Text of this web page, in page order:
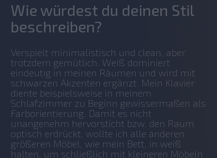
Wie würdest du deinen Stil
beschreiben?
Verspielt minimalistisch und clean, aber
trotzdem gemütlich. Weiß dominiert
eindeutig in meinen Räumen und wird mit
schwarzen Akzenten ergänzt. Mein Klavier
diente beispielsweise in meinem
Schlafzimmer zu Beginn gewissermaßen als
Farborientierung. Damit es nicht
unangenehm hervorsticht bzw. den Raum
optisch erdrückt, wollte ich alle anderen
größeren Möbel, wie mein Bett, in weiß
halten, um schließlich mit kleineren Möbeln